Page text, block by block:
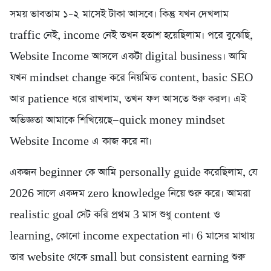
সময় ভাবতাম ১–২ মাসেই টাকা আসবে। কিন্তু যখন দেখলাম
traffic নেই, income নেই তখন হতাশ হয়েছিলাম। পরে বুঝেছি,
Website Income আসলে একটা digital business। আমি
যখন mindset change করে নিয়মিত content, basic SEO
আর patience ধরে রাখলাম, তখন ফল আসতে শুরু করল। এই
অভিজ্ঞতা আমাকে শিখিয়েছে—quick money mindset
Website Income এ কাজ করে না।
একজন beginner কে আমি personally guide করেছিলাম, যে
2026 সালে একদম zero knowledge নিয়ে শুরু করে। আমরা
realistic goal সেট করি প্রথম 3 মাস শুধু content ও
learning, কোনো income expectation না। 6 মাসের মাথায়
তার website থেকে small but consistent earning শুরু